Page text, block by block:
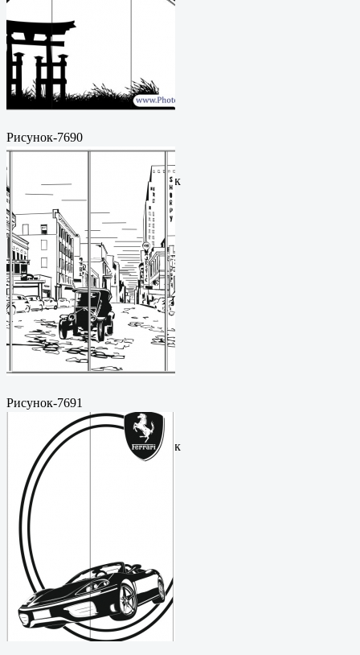
Рисунок-7690
Пескоструйный
рисунокФормат: cdrЦена: 200
руб.Метки: векторный рисунок
Рисунок-7691
Пескоструйный
рисунокФормат: cdrЦена: 200
руб.Метки: векторный рисунок